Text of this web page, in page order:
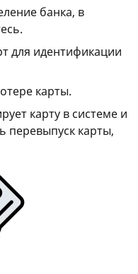
банка, в
для идентификации
карты.
карту в системе и
перевыпуск карты,